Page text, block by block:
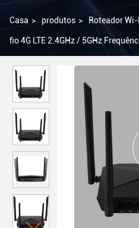
Casa > produtos > Roteador Wi-
fio 4G LTE 2.4GHz / 5GHz